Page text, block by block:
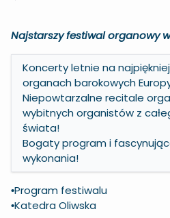
Najstarszy festiwal organowy
Koncerty letnie na
organach barokowych
Niepowtarzalne recitale
wybitnych organistów z
świata!
Bogaty program i
wykonania!
•Program festiwalu
•Katedra Oliwska